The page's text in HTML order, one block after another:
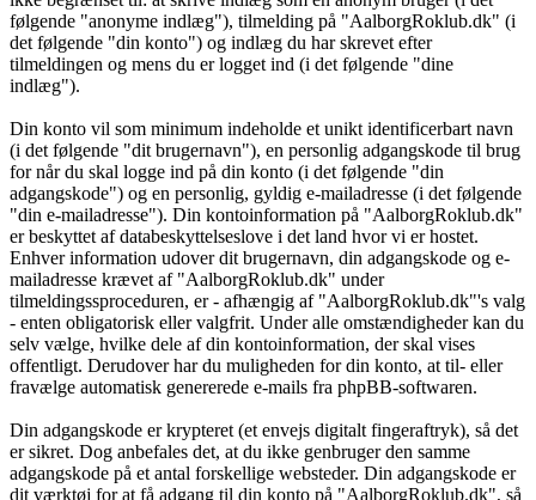
følgende "anonyme indlæg"), tilmelding på "AalborgRoklub.dk" (i
det følgende "din konto") og indlæg du har skrevet efter
tilmeldingen og mens du er logget ind (i det følgende "dine
indlæg").
Din konto vil som minimum indeholde et unikt identificerbart navn
(i det følgende "dit brugernavn"), en personlig adgangskode til brug
for når du skal logge ind på din konto (i det følgende "din
adgangskode") og en personlig, gyldig e-mailadresse (i det følgende
"din e-mailadresse"). Din kontoinformation på "AalborgRoklub.dk"
er beskyttet af databeskyttelseslove i det land hvor vi er hostet.
Enhver information udover dit brugernavn, din adgangskode og e-
mailadresse krævet af "AalborgRoklub.dk" under
tilmeldingssproceduren, er - afhængig af "AalborgRoklub.dk"'s valg
- enten obligatorisk eller valgfrit. Under alle omstændigheder kan du
selv vælge, hvilke dele af din kontoinformation, der skal vises
offentligt. Derudover har du muligheden for din konto, at til- eller
fravælge automatisk genererede e-mails fra phpBB-softwaren.
Din adgangskode er krypteret (et envejs digitalt fingeraftryk), så det
er sikret. Dog anbefales det, at du ikke genbruger den samme
adgangskode på et antal forskellige websteder. Din adgangskode er
dit værktøj for at få adgang til din konto på "AalborgRoklub.dk", så